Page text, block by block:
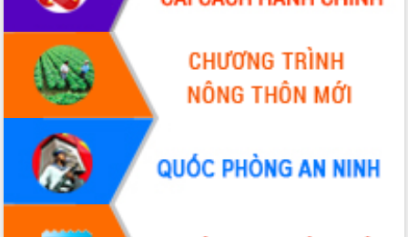
Nâng cao hiệu quả hoạt động của các
doanh nghiệp nhà nước
Hội nghị triển khai kết nối mạng
truyền số liệu chuyên dùng phục vụ cơ
quan Đảng, Nhà nước
Lễ phát động chuỗi hoạt động chung
tay làm sạch môi trường
Xã Ea Kar bước chuyển mình trong
công tác cải cách hành chính mô hình
UBND tỉnh họp báo định kỳ tháng 4
năm 2026